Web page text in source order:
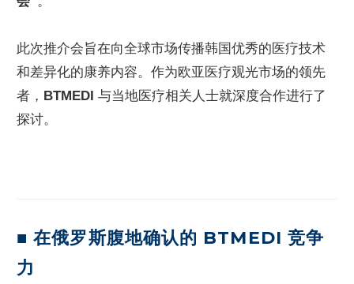
此次推介会旨在向全球市场传播韩国优秀的医疗技术
和差异化的康养内容。作为欧亚医疗观光市场的领先
者， BTMEDI 与当地医疗相关人士就深度合作进行了
探讨。
■ 在俄罗斯腹地确认的 BTMEDI 竞争
力